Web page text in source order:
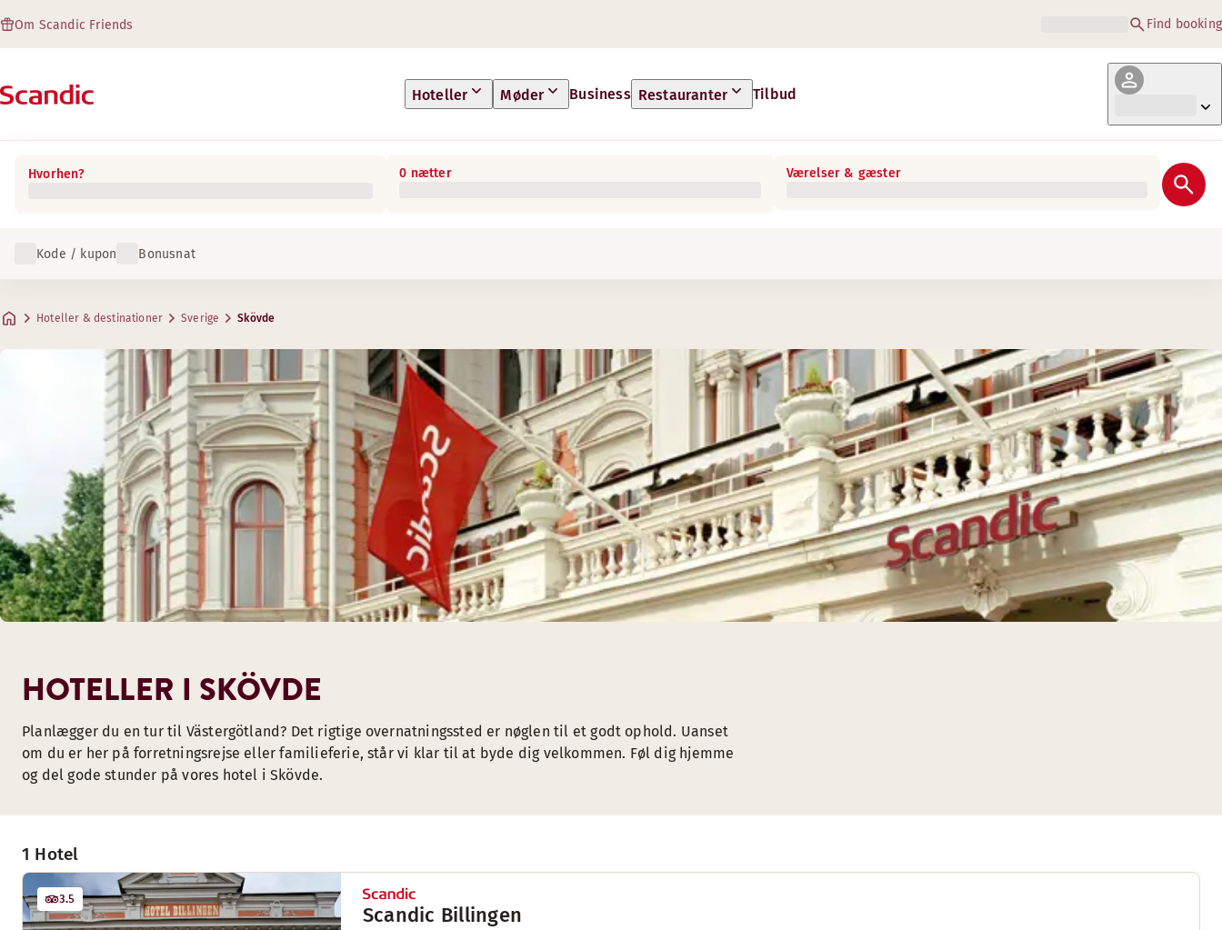
Om Scandic Friends Find booking
Hoteller Møder Business Restauranter Tilbud
Hvorhen? 0 nætter Værelser & gæster
Kode / kupon Bonusnat
Hoteller & destinationer Sverige Skövde
1 Hotel
3.5
Scandic Billingen
HOTELLER I SKÖVDE
Planlægger du en tur til Västergötland? Det rigtige overnatningssted er nøglen til et godt ophold. Uanset
om du er her på forretningsrejse eller familieferie, står vi klar til at byde dig velkommen. Føl dig hjemme
og del gode stunder på vores hotel i Skövde.